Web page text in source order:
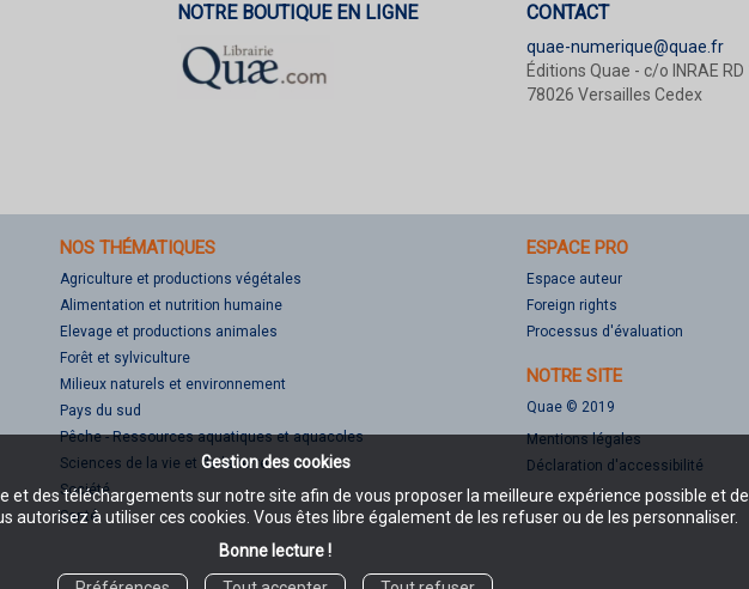
Gestion des cookies
et des téléchargements sur notre site afin de vous proposer la meilleure expérience possible et
autorisez à utiliser ces cookies. Vous êtes libre également de les refuser ou de les personnaliser.
Bonne lecture !
NOTRE BOUTIQUE EN LIGNE CONTACT
quae-numerique@quae.fr
Éditions Quae - c/o INRAE RD
78026 Versailles Cedex
NOS THÉMATIQUES
Agriculture et productions végétales
Alimentation et nutrition humaine
Elevage et productions animales
Forêt et sylviculture
Milieux naturels et environnement
Pays du sud
Pêche - Ressources aquatiques et aquacoles
Sciences de la vie et de la terre
Société
Santé
ESPACE PRO
Espace auteur
Foreign rights
Processus d'évaluation
NOTRE SITE
Quae © 2019
Mentions légales
Déclaration d'accessibilité